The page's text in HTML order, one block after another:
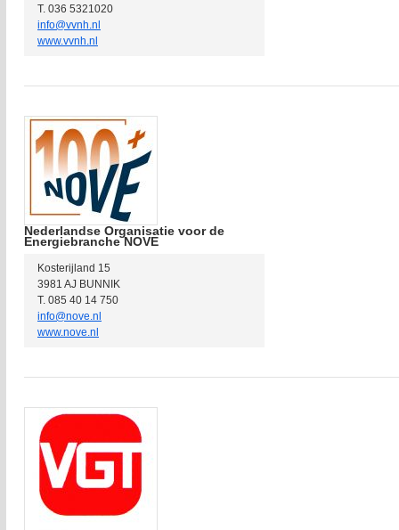
T. 036 5321020
info@vvnh.nl
www.vvnh.nl
Nederlandse Organisatie voor de
Energiebranche NOVE
Kosterijland 15
3981 AJ BUNNIK
T. 085 40 14 750
info@nove.nl
www.nove.nl